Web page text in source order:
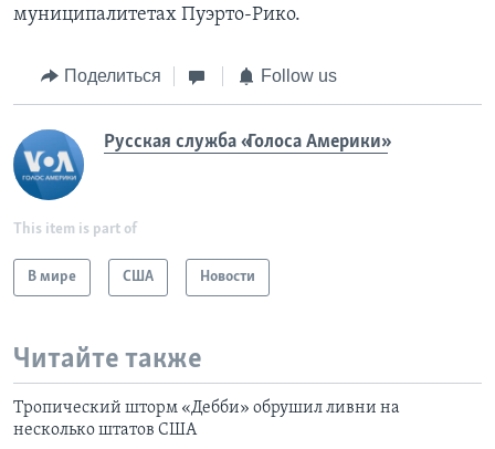
муниципалитетах Пуэрто-Рико.
Поделиться Follow us
Русская служба «Голоса Америки»
This item is part of
В мире США Новости
Читайте также
Тропический шторм «Дебби» обрушил ливни на
несколько штатов США